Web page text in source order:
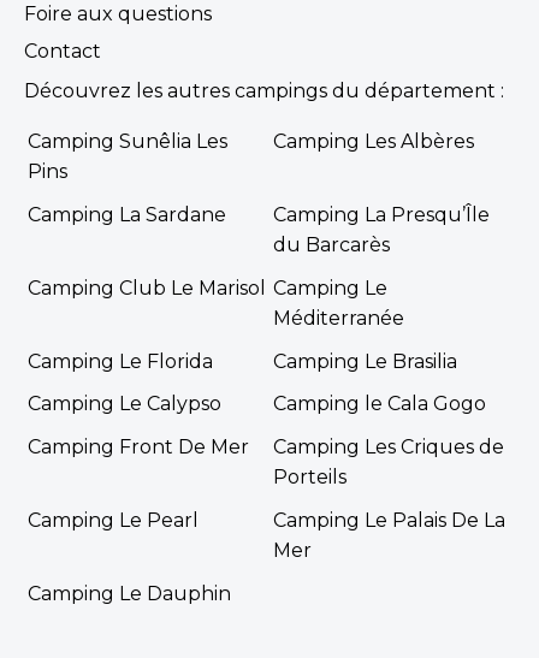
Foire aux questions
Contact
Découvrez les autres campings du département :
Camping Sunêlia Les
Pins
Camping Les Albères
Camping La Sardane
Camping La Presqu’Île
du Barcarès
Camping Club Le Marisol
Camping Le
Méditerranée
Camping Le Florida
Camping Le Brasilia
Camping Le Calypso
Camping le Cala Gogo
Camping Front De Mer
Camping Les Criques de
Porteils
Camping Le Pearl
Camping Le Palais De La
Mer
Camping Le Dauphin